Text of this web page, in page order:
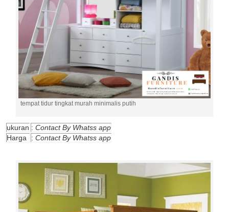
tempat tidur tingkat murah minimalis putih
ukuran : Contact By Whatss app
Harga
: Contact By Whatss app